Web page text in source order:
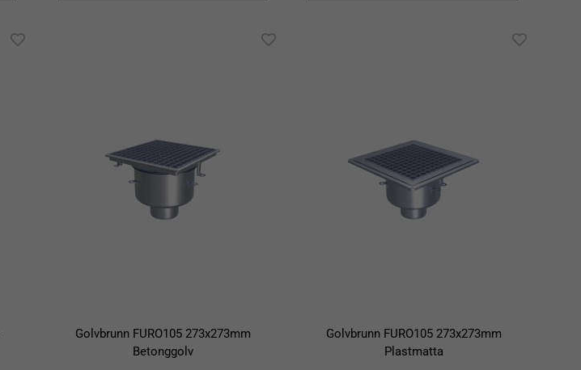
Golvbrunn FURO105 273x273mm
Betonggolv
Golvbrunn FURO105 273x273mm
Plastmatta